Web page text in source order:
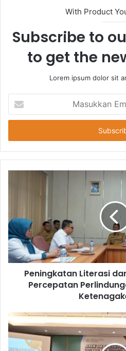
With Product
Subscribe to
to get the
Lorem ipsum dolor sit
Email
Anda
Peningkatan Literasi
Percepatan